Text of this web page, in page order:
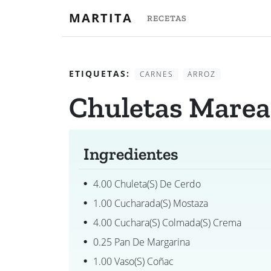
MARTITA RECETAS
ETIQUETAS: CARNES ARROZ
Chuletas
Ingredientes
4.00 Chuleta(s) De Cerdo
1.00 Cucharada(s) Mostaza
4.00 Cuchara(s) Colmada(s) Crema
0.25 Pan De Margarina
1.00 Vaso(s) Coñac